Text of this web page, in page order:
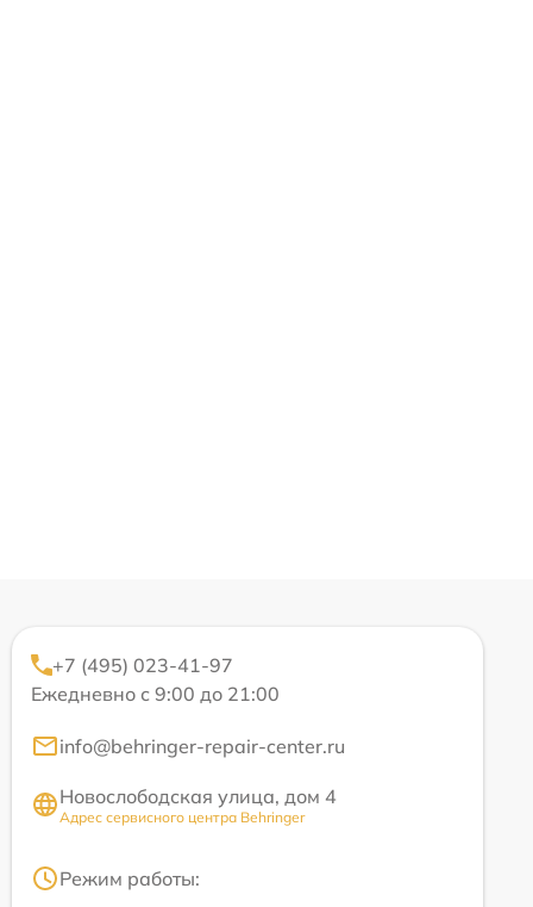
+7 (495) 023-41-97
Ежедневно с 9:00 до 21:00
info@behringer-repair-center.ru
Новослободская улица, дом 4
Адрес сервисного центра Behringer
Режим работы: